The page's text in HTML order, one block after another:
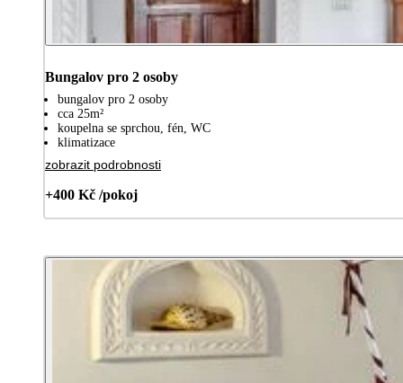
Bungalov pro 2 osoby
bungalov pro 2 osoby
cca 25m²
koupelna se sprchou, fén, WC
klimatizace
zobrazit podrobnosti
+400 Kč /pokoj